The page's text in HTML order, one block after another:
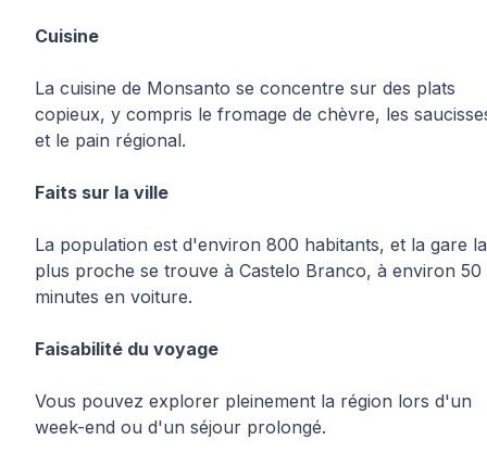
Cuisine
La cuisine de Monsanto se concentre sur des plats
copieux, y compris le fromage de chèvre, les
et le pain régional.
Faits sur la ville
La population est d'environ 800 habitants, et la gare la
plus proche se trouve à Castelo Branco, à environ 50
minutes en voiture.
Faisabilité du voyage
Vous pouvez explorer pleinement la région lors d'un
week-end ou d'un séjour prolongé.